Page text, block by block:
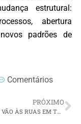
estrutural:
abertura
padrões de
Comentários
PRÓXIMO
MULHERES VÃO ÀS RUAS EM TODO O PAÍS PARA PROTESTAR CONTRA O FEMINICÍDIO